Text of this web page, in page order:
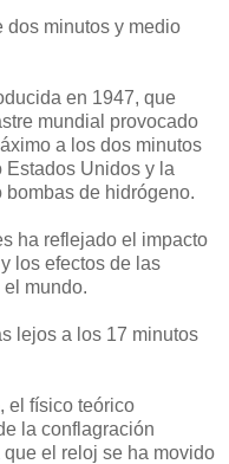
dos minutos y medio
en 1947, que
mundial provocado
a los dos minutos
Unidos y la
de hidrógeno.
ha reflejado el impacto
los efectos de las
mundo.
lejos a los 17 minutos
el físico teórico
la conflagración
el reloj se ha movido